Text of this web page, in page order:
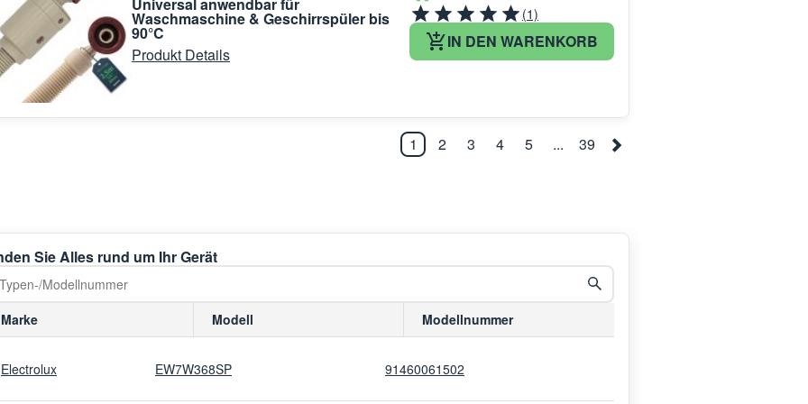
Waschmaschine & Geschirrspüler bis
90°C
Produkt Details
(1)
IN DEN WARENKORB
1 2 3 4 5 ... 39
Sie Alles rund um Ihr Gerät
Marke Modell Modellnummer
Electrolux EW7W368SP 91460061502